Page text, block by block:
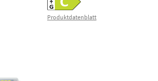
Produktdatenblatt